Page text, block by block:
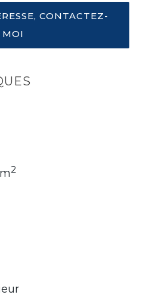
CONTACTEZ-
MOI
2